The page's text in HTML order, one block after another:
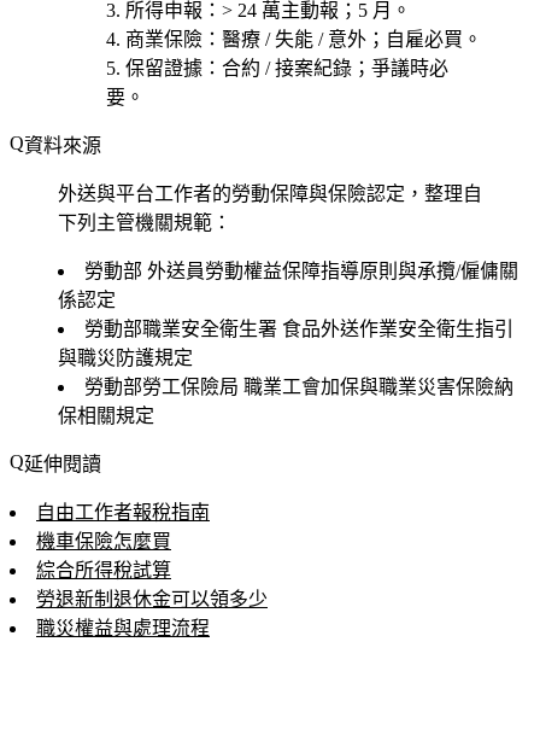
所得申報 ：> 24 萬主動報；5 月。
商業保險 ：醫療 / 失能 / 意外；自雇必買。
保留證據 ：合約 / 接案紀錄；爭議時必
要。
資料來源
外送與平台工作者的勞動保障與保險認定，整理自
下列主管機關規範：
勞動部 外送員勞動權益保障指導原則與承攬/僱傭關
係認定
勞動部職業安全衛生署 食品外送作業安全衛生指引
與職災防護規定
勞動部勞工保險局 職業工會加保與職業災害保險納
保相關規定
延伸閱讀
自由工作者報稅指南
機車保險怎麼買
綜合所得稅試算
勞退新制退休金可以領多少
職災權益與處理流程